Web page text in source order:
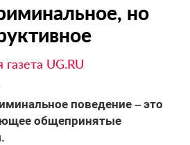
но
газета UG.RU
поведение – это
общепринятые